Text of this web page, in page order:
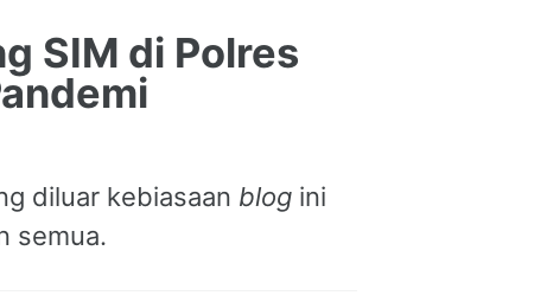
SIM di Polres
diluar kebiasaan blog ini
semua.